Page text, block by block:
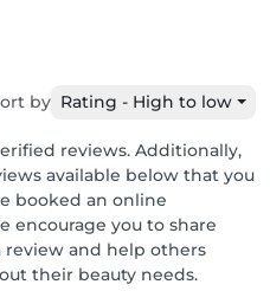
by Rating - High to low
reviews. Additionally,
available below that you
booked an online
encourage you to share
review and help others
their beauty needs.